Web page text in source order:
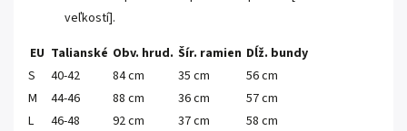
veľkostí].
EU Talianské Obv. hrud. Šír. ramien Dĺž. bundy
S
40-42 84 cm 35 cm
56 cm
M
44-46 88 cm 36 cm
57 cm
L
46-48 92 cm 37 cm
58 cm